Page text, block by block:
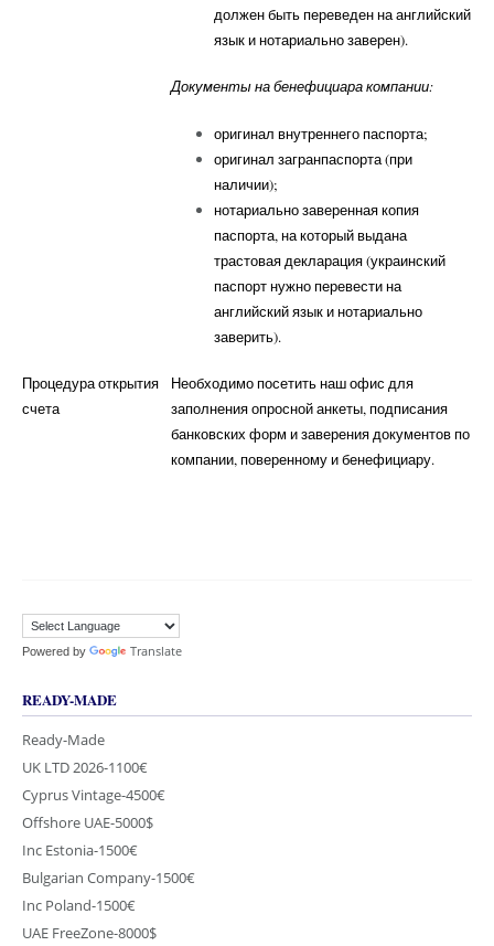
должен быть переведен на английский
язык и нотариально заверен).
Документы на бенефициара компании:
оригинал внутреннего паспорта;
оригинал загранпаспорта (при
наличии);
нотариально заверенная копия
паспорта, на который выдана
трастовая декларация (украинский
паспорт нужно перевести на
английский язык и нотариально
заверить).
Процедура открытия
счета
Необходимо посетить наш офис для
заполнения опросной анкеты, подписания
банковских форм и заверения документов по
компании, поверенному и бенефициару.
Powered by Translate
READY-MADE
Ready-Made
UK LTD 2026-1100€
Cyprus Vintage-4500€
Offshore UAE-5000$
Inc Estonia-1500€
Bulgarian Company-1500€
Inc Poland-1500€
UAE FreeZone-8000$